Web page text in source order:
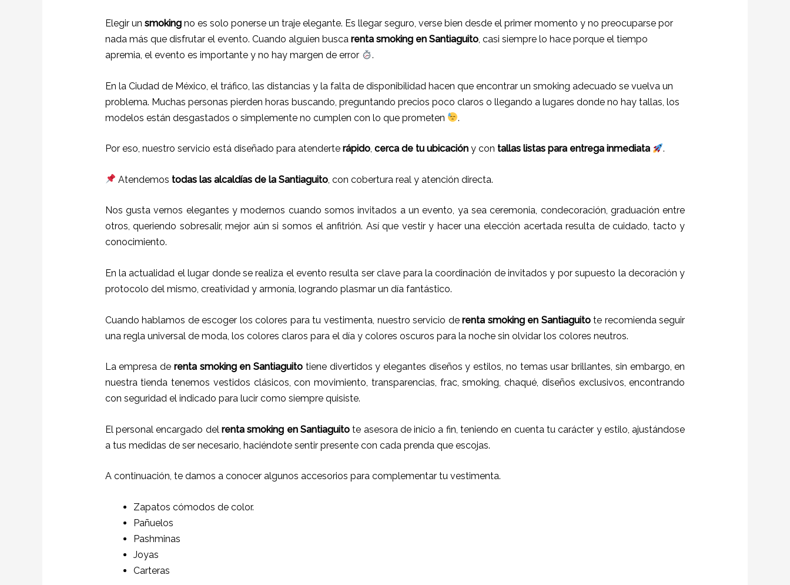
Elegir un smoking no es solo ponerse un traje elegante. Es llegar seguro, verse bien desde el primer momento y no preocuparse por
nada más que disfrutar el evento. Cuando alguien busca renta smoking en Santiaguito, casi siempre lo hace porque el tiempo
apremia, el evento es importante y no hay margen de error
.
En la Ciudad de México, el tráfico, las distancias y la falta de disponibilidad hacen que encontrar un smoking adecuado se vuelva un
problema. Muchas personas pierden horas buscando, preguntando precios poco claros o llegando a lugares donde no hay tallas, los
modelos están desgastados o simplemente no cumplen con lo que prometen
.
Por eso, nuestro servicio está diseñado para atenderte rápido, cerca de tu ubicacióny con tallas listas para entrega inmediata .
Atendemos todas las alcaldías de la Santiaguito, con cobertura real y atención directa.
Nos gusta vernos elegantes y modernos cuando somos invitados a un evento, ya sea ceremonia, condecoración, graduación entre
otros, queriendo sobresalir, mejor aún si somos el anfitrión. Así que vestir y hacer una elección acertada resulta de cuidado, tacto y
conocimiento.
En la actualidad el lugar donde se realiza el evento resulta ser clave para la coordinación de invitados y por supuesto la decoración y
protocolo del mismo, creatividad y armonía, logrando plasmar un día fantástico.
Cuando hablamos de escoger los colores para tu vestimenta, nuestro servicio derenta smoking en Santiaguitote recomienda seguir
una regla universal de moda, los colores claros para el día y colores oscuros para la noche sin olvidar los colores neutros.
La empresa de renta smoking en Santiaguito tiene divertidos y elegantes diseños y estilos, no temas usar brillantes, sin embargo, en
nuestra tienda tenemos vestidos clásicos, con movimiento, transparencias, frac, smoking, chaqué, diseños exclusivos, encontrando
con seguridad el indicado para lucir como siempre quisiste.
El personal encargado del renta smoking en Santiaguitote asesora de inicio a fin, teniendo en cuenta tu carácter y estilo, ajustándose
a tus medidas de ser necesario, haciéndote sentir presente con cada prenda que escojas.
A continuación, te damos a conocer algunos accesorios para complementar tu vestimenta.
Zapatos cómodos de color.
Pañuelos
Pashminas
Joyas
Carteras